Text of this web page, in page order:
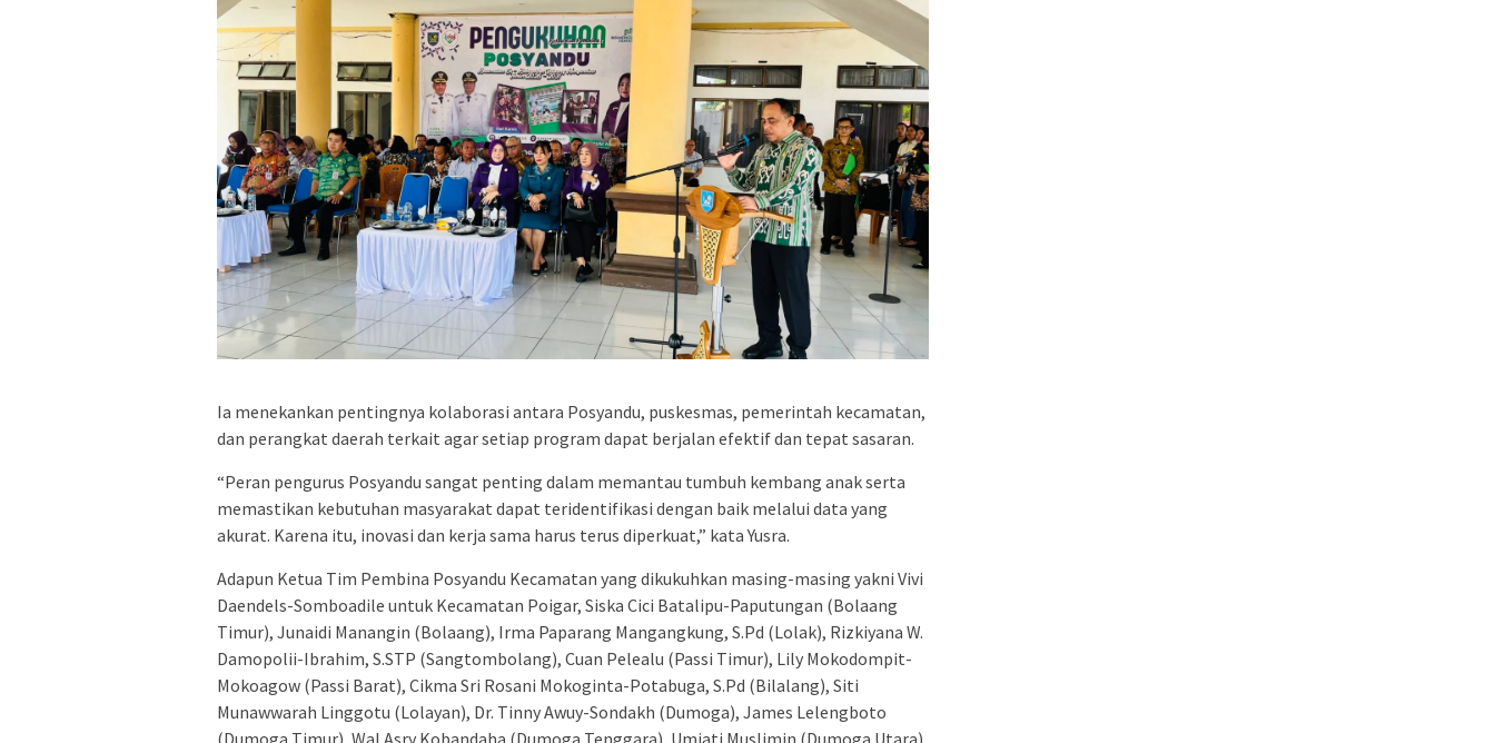
Ia menekankan pentingnya kolaborasi antara Posyandu, puskesmas, pemerintah kecamatan,
dan perangkat daerah terkait agar setiap program dapat berjalan efektif dan tepat sasaran.
“Peran pengurus Posyandu sangat penting dalam memantau tumbuh kembang anak serta
memastikan kebutuhan masyarakat dapat teridentifikasi dengan baik melalui data yang
akurat. Karena itu, inovasi dan kerja sama harus terus diperkuat,” kata Yusra.
Adapun Ketua Tim Pembina Posyandu Kecamatan yang dikukuhkan masing-masing yakni Vivi
Daendels-Somboadile untuk Kecamatan Poigar, Siska Cici Batalipu-Paputungan (Bolaang
Timur), Junaidi Manangin (Bolaang), Irma Paparang Mangangkung, S.Pd (Lolak), Rizkiyana W.
Damopolii-Ibrahim, S.STP (Sangtombolang), Cuan Pelealu (Passi Timur), Lily Mokodompit-
Mokoagow (Passi Barat), Cikma Sri Rosani Mokoginta-Potabuga, S.Pd (Bilalang), Siti
Munawwarah Linggotu (Lolayan), Dr. Tinny Awuy-Sondakh (Dumoga), James Lelengboto
(Dumoga Timur), Wal Asry Kobandaha (Dumoga Tenggara), Umiati Muslimin (Dumoga Utara),